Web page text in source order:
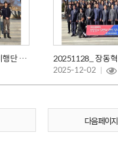
20251215 공군11전투비행단 계획처 참배
2025-12-02
다음 페이지